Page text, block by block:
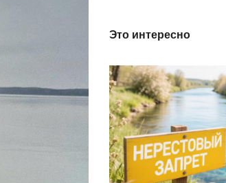
Это интересно